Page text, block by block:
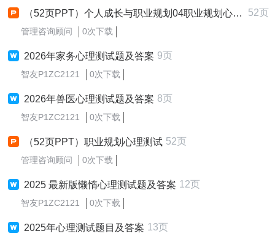
（52页PPT）个人成长与职业规划04职业规划心理测试 52页
管理咨询顾问 0次下载
2026年家务心理测试题及答案 9页
智友P1ZC2121 0次下载
2026年兽医心理测试题及答案 8页
智友P1ZC2121 0次下载
（52页PPT）职业规划心理测试 52页
管理咨询顾问 0次下载
2025 最新版懒惰心理测试题及答案 12页
智友P1ZC2121 0次下载
2025年心理测试题目及答案 13页